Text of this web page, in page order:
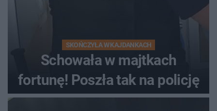
SKOŃCZYŁA W KAJDANKACH
Schowała w majtkach
fortunę! Poszła tak na policję